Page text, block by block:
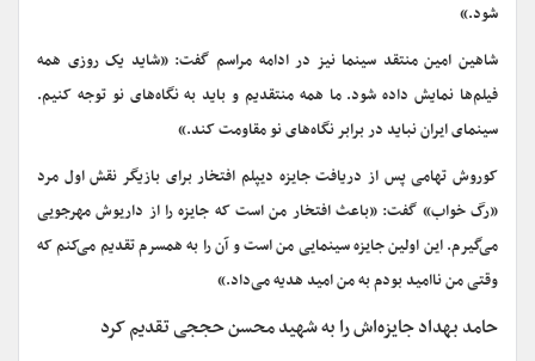
شود.»
شاهین امین منتقد سینما نیز در ادامه مراسم گفت: «شاید یک روزی همه
فیلم‌ها نمایش داده شود. ما همه منتقدیم و باید به نگاه‌های نو توجه کنیم.
سینمای ایران نباید در برابر نگاه‌های نو مقاومت کند.»
کوروش تهامی پس از دریافت جایزه‌ دیپلم افتخار برای بازیگر نقش اول مرد
«رگ خواب» گفت: «باعث افتخار من است که جایزه را از داریوش مهرجویی
می‌گیرم. این اولین جایزه سینمایی من است و آن را به همسرم تقدیم می‌کنم که
وقتی من ناامید بودم به من امید هدیه می‌داد.»
حامد بهداد جایزه‌اش را به شهید محسن حججی تقدیم کرد